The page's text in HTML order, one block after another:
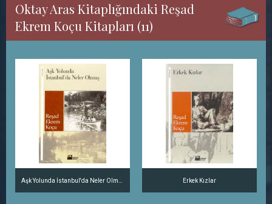
Oktay Aras Kitaplığındaki Reşad
Ekrem Koçu Kitapları (11)
Erkek Kızlar